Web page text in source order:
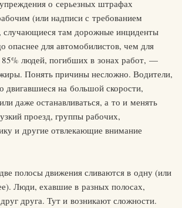
о серьезных штрафах
(или надписи с требованием
случающиеся там дорожные инциденты
опаснее для автомобилистов, чем для
людей, погибших в зонах работ, —
Понять причины несложно. Водители,
двигавшиеся на большой скорости,
даже останавливаться, а то и менять
проезд, группы рабочих,
и другие отвлекающие внимание
полосы движения сливаются в одну (или
Люди, ехавшие в разных полосах,
друга. Тут и возникают сложности.